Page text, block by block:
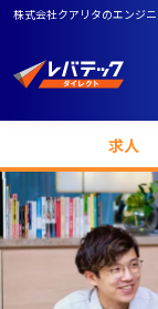
株式会社クアリタのエンジ
求人